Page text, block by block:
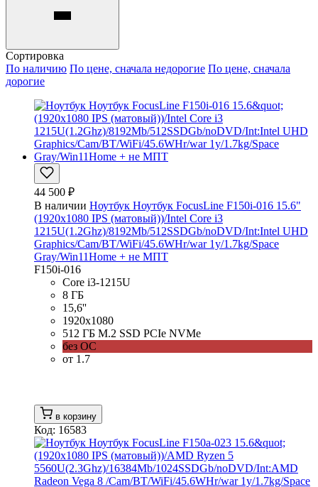
Сортировка
По наличию По цене, сначала недорогие По цене, сначала
дорогие
44 500 ₽
В наличии Ноутбук Ноутбук FocusLine F150i-016 15.6"
(1920x1080 IPS (матовый))/Intel Core i3
1215U(1.2Ghz)/8192Mb/512SSDGb/noDVD/Int:Intel UHD
Graphics/Cam/BT/WiFi/45.6WHr/war 1y/1.7kg/Space
Gray/Win11Home + не МПТ
F150i-016
Core i3-1215U
8 ГБ
15,6''
1920x1080
512 ГБ M.2 SSD PCIe NVMe
без ОС
от 1.7
в корзину
Код: 16583